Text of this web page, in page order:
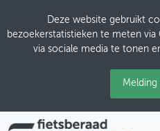
Deze website gebruikt
bezoekerstatistieken te meten
via sociale media te tonen
Melding